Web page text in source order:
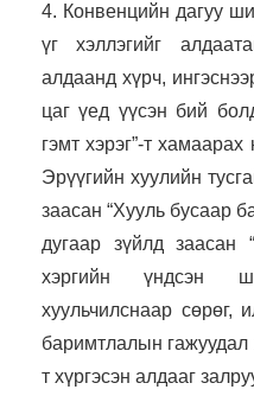
4. Конвенцийн дагуу
үг хэллэгийг
алдаанд хүрч,
цаг үед үүсэн бий
гэмт хэрэг”-т хамаарах
Эрүүгийн хуулийн
заасан “Хууль бусаар
дугаар зүйлд заасан
хэргийн үндсэн
хуульчилснаар сөрөг,
баримтлалын гажуудал
т хүргэсэн алдааг